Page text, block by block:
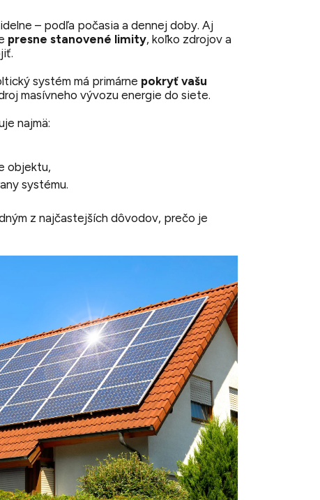
– podľa počasia a dennej doby. Aj
presne stanovené limity, koľko zdrojov a
systém má primárne pokryť vašu
masívneho vývozu energie do siete.
najmä:
objektu,
systému.
z najčastejších dôvodov, prečo je